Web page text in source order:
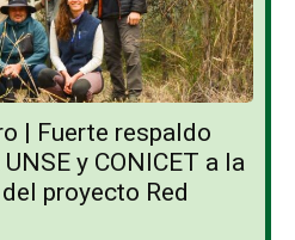
| Fuerte respaldo
y CONICET a la
proyecto Red